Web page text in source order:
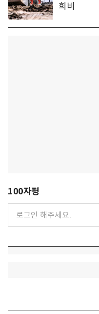
희비
100자평